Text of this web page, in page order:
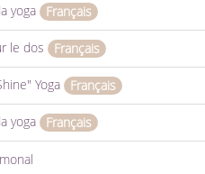
yoga Français
le dos Français
Yoga Français
yoga Français